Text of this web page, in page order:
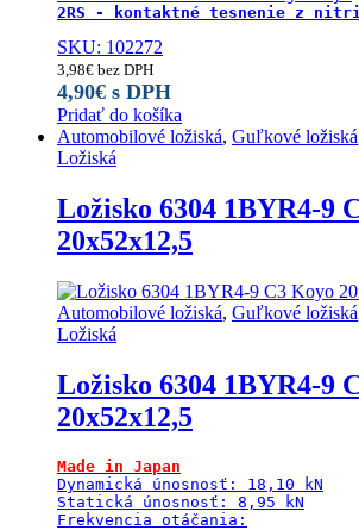
2RS - kontaktné tesnenie z
SKU: 102272
3,98€ bez DPH
4,90€ s DPH
Pridať do košíka
Automobilové ložiská, Guľkové ložiská
Ložiská
Ložisko 6304 1BYR4-9
20x52x12,5
Automobilové ložiská, Guľkové ložiská
Ložiská
Ložisko 6304 1BYR4-9
20x52x12,5
Made in Japan
Dynamická únosnosť: 18,10 kN
Statická únosnosť: 8,95 kN
Frekvencia otáčania: